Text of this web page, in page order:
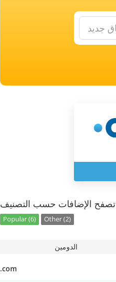
تصفح الإضافات حسب التصنيف
Popular (6) Other (2)
الدومين
.com